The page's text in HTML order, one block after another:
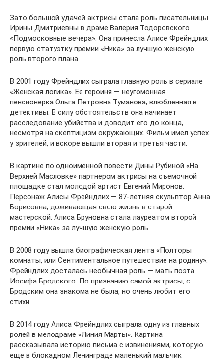
Зато большой удачей актрисы стала роль писательницы
Ирины Дмитриевны в драме Валерия Тодоровского
«Подмосковные вечера». Она принесла Алисе Фрейндлих
первую статуэтку премии «Ника» за лучшую женскую
роль второго плана.
В 2001 году Фрейндлих сыграла главную роль в сериале
«Женская логика». Ее героиня — неугомонная
пенсионерка Ольга Петровна Туманова, влюбленная в
детективы. В силу обстоятельств она начинает
расследование убийства и доводит его до конца,
несмотря на скептицизм окружающих. Фильм имел успех
у зрителей, и вскоре вышли вторая и третья части.
В картине по одноименной повести Дины Рубиной «На
Верхней Масловке» партнером актрисы на съемочной
площадке стал молодой артист Евгений Миронов.
Персонаж Алисы Фрейндлих — 87-летняя скульптор Анна
Борисовна, доживающая свою жизнь в старой
мастерской. Алиса Бруновна стала лауреатом второй
премии «Ника» за лучшую женскую роль.
В 2008 году вышла биографическая лента «Полторы
комнаты, или Сентиментальное путешествие на родину».
Фрейндлих досталась необычная роль — мать поэта
Иосифа Бродского. По признанию самой актрисы, с
Бродским она знакома не была, но очень любит его
стихи.
В 2014 году Алиса Фрейндлих сыграла одну из главных
ролей в мелодраме «Линия Марты». Картина
рассказывала историю письма с извинениями, которую
еще в блокадном Ленинграде маленький мальчик